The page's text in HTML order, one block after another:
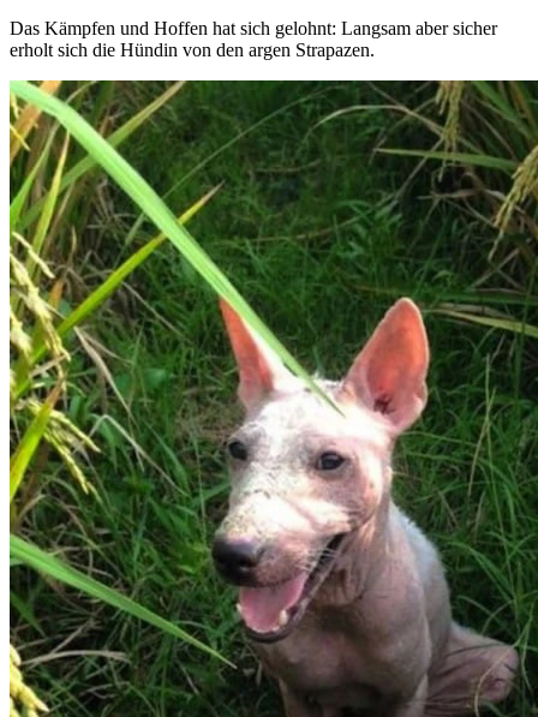
Das Kämpfen und Hoffen hat sich gelohnt: Langsam aber sicher
erholt sich die Hündin von den argen Strapazen.